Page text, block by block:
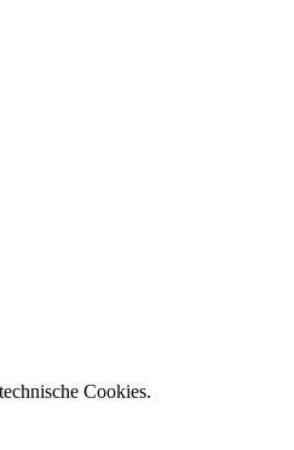
Cookies.